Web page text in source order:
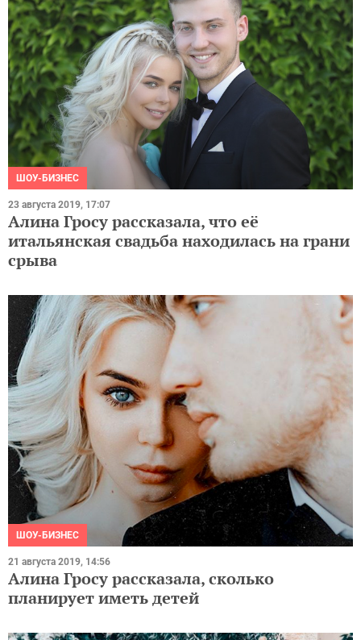
ШОУ-БИЗНЕС
23 августа 2019, 17:07
Алина Гросу рассказала, что её
итальянская свадьба находилась на грани
срыва
ШОУ-БИЗНЕС
21 августа 2019, 14:56
Алина Гросу рассказала, сколько
планирует иметь детей